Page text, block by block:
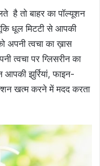
तो बाहर का पॉल्यूशन
धूल मिटटी से आपकी
अपनी त्वचा का ख़ास
त्वचा पर ग्लिसरीन का
झुर्रियां, फाइन-
खत्म करने में मदद करता